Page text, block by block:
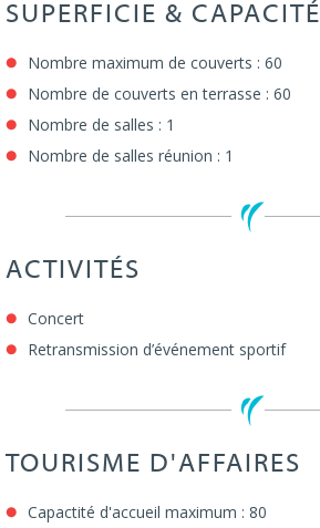
SUPERFICIE & CAPACITÉ
Nombre maximum de couverts : 60
Nombre de couverts en terrasse : 60
Nombre de salles : 1
Nombre de salles réunion : 1
ACTIVITÉS
Concert
Retransmission d’événement sportif
TOURISME D'AFFAIRES
Capactité d'accueil maximum : 80